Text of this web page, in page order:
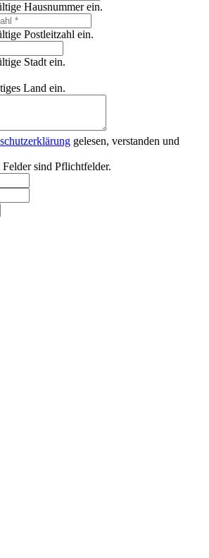
Hausnummer ein.
Postleitzahl ein.
Stadt ein.
Land ein.
gelesen, verstanden und
sind Pflichtfelder.